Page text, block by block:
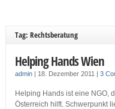
Tag: Rechtsberatung
Helping Hands Wien
admin| 18. Dezember 2011 | 3
Helping Hands ist eine NGO,
Österreich hilft. Schwerpunkt